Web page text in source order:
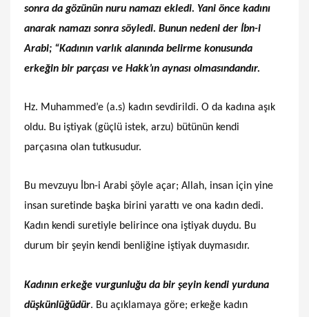
sonra da gözünün nuru namazı ekledi. Yani önce kadını
anarak namazı sonra söyledi. Bunun nedeni der İbn-i
Arabi; “Kadının varlık alanında belirme konusunda
erkeğin bir parçası ve Hakk’ın aynası olmasındandır.
Hz. Muhammed’e (a.s) kadın sevdirildi. O da kadına aşık
oldu. Bu iştiyak (güçlü istek, arzu) bütünün kendi
parçasına olan tutkusudur.
Bu mevzuyu İbn-i Arabi şöyle açar; Allah, insan için yine
insan suretinde başka birini yarattı ve ona kadın dedi.
Kadın kendi suretiyle belirince ona iştiyak duydu. Bu
durum bir şeyin kendi benliğine iştiyak duymasıdır.
Kadının erkeğe vurgunluğu da bir şeyin kendi yurduna
düşkünlüğüdür. Bu açıklamaya göre; erkeğe kadın